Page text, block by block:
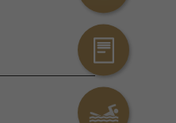
Kontakt
Erlebnisbad